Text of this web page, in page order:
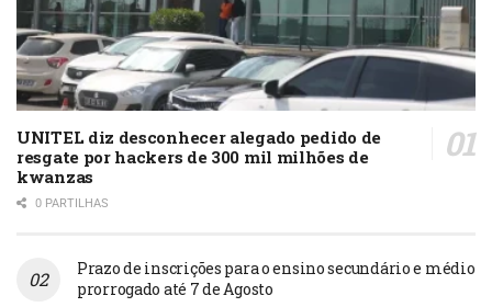
UNITEL diz desconhecer alegado pedido de
resgate por hackers de 300 mil milhões de
kwanzas
0 PARTILHAS
Prazo de inscrições para o ensino secundário e médio
prorrogado até 7 de Agosto